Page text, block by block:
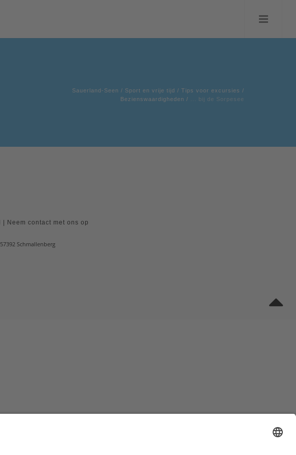
Sauerland-Seen / Sport en vrije tijd / Tips voor excursies /
Bezienswaardigheden / ... bij de Sorpesee
Neem contact met ons op
57392 Schmallenberg